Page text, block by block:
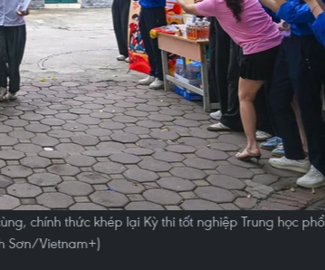
chính thức khép lại Kỳ thi tốt nghiệp Trung học phổ
Sơn/Vietnam+)